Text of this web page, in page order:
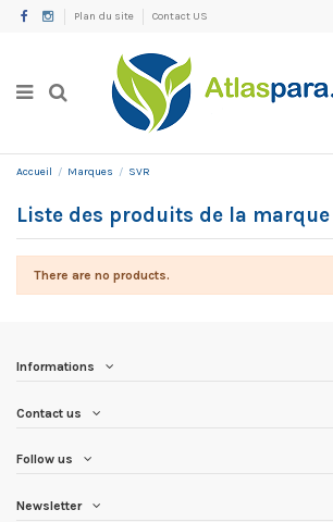
Plan du site Contact US
Accueil Marques SVR
Liste des produits de la marque
There are no products.
Informations
Contact us
Follow us
Newsletter